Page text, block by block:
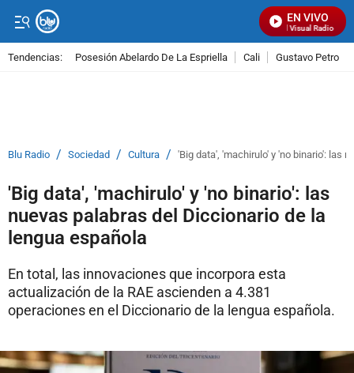
EN VIVO
Señal Visual Radio
Tendencias: Posesión Abelardo De La Espriella Cali Gustavo Petro
Blu Radio / Sociedad / Cultura / 'Big data', 'machirulo' y 'no binario': las
'Big data', 'machirulo' y 'no binario': las
nuevas palabras del Diccionario de la
lengua española
En total, las innovaciones que incorpora esta
actualización de la RAE ascienden a 4.381
operaciones en el Diccionario de la lengua española.